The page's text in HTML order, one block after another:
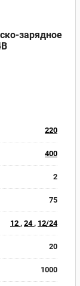
зарядное
220
400
2
75
12 , 24, 12/24
20
1000